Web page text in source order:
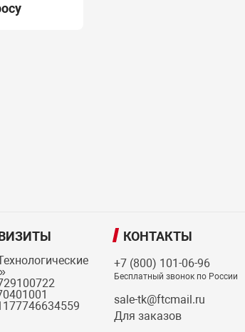
КОНТАКТЫ
+7 (800) 101-06-96
Бесплатный звонок по России
sale-tk@ftcmail.ru
Для заказов